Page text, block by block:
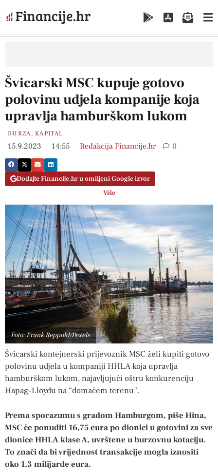
Švicarski MSC kupuje gotovo
polovinu udjela kompanije koja
upravlja hamburškom lukom
BURZA,KAPITAL
15.9.2023 14:55 Redakcija Financije.hr 0
Dodajte Financije.hr u omiljeni Google izvor
Više
Foto: Frank Reppold/Pexels
Švicarski kontejnerski prijevoznik MSC želi kupiti gotovo
polovinu udjela u kompaniji HHLA koja upravlja
hamburškom lukom, najavljujući oštru konkurenciju
Hapag-Lloydu na “domaćem terenu”.
Prema sporazumu s gradom Hamburgom, piše Hina,
MSC će ponuditi 16,75 eura po dionici u gotovini za sve
dionice HHLA klase A, uvrštene u burzovnu kotaciju.
To znači da bi vrijednost transakcije mogla iznositi
oko 1,3 milijarde eura.